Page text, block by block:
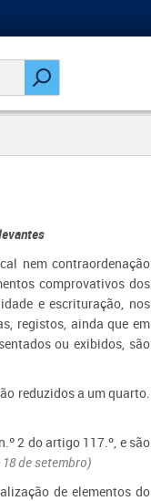
nem contraordenação
comprovativos dos
e escrituração, nos
registos, ainda que em
ou exibidos, são
reduzidos a um quarto.
2 do artigo 117.º, e são
de setembro)
de elementos do